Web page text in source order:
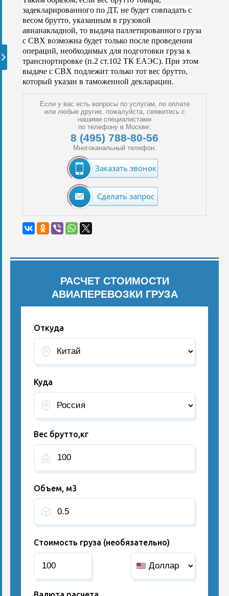
задекларированного по ДТ, не будет совпадать с
весом брутто, указанным в грузовой
авианакладной, то выдача паллетированного груза
с СВХ возможна будет только после проведения
операций, необходимых для подготовки груза к
транспортировке (п.2 ст.102 ТК ЕАЭС). При этом
выдаче с СВХ подлежит только тот вес брутто,
который указан в таможенной декларации.
Если у вас есть вопросы по услугам, по оплате
или любые другие, пожалуйста, свяжитесь с
нашими специалистами
по телефону в Москве:
8 (495) 788-80-56
Многоканальный телефон:
Заказать звонок
Сделать запрос
РАСЧЕТ СТОИМОСТИ
АВИАПЕРЕВОЗКИ ГРУЗА
Откуда
Куда
Вес брутто,кг
Объем, м3
Стоимость груза (необязательно)